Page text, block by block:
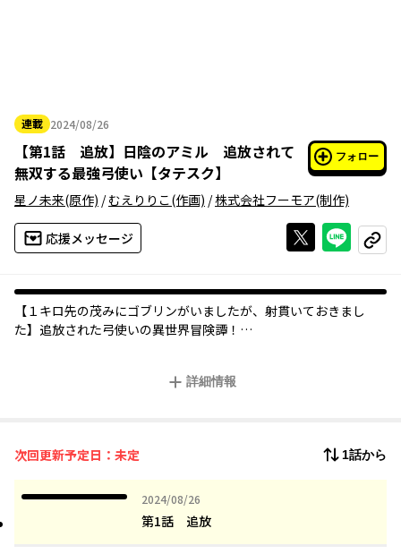
連載 2024/08/26
2024年08月26日
【第1話 追放】 日陰のアミル 追放されて
無双する最強弓使い【タテスク】
フォロー
星ノ未来(原作) /むえりりこ(作画) /株式会社フーモア(制作)
応援メッセージ Xで投稿する
ライン
コピー
【１キロ先の茂みにゴブリンがいましたが、射貫いておきまし
た】追放された弓使いの異世界冒険譚！
してギルドに新規登録をすることに。
ところが、依頼者はとある事情で追われている第三王女！アミル
は迫りくる「最強の」騎士団を相手に王女を無事に逃がすことが
できるのか。意図せず国を巻き込んだ抗争の中へと巻き込まれて
詳細情報
次回更新予定日：未定 1話から
2024/08/26
2024年08月26日
第1話 追放